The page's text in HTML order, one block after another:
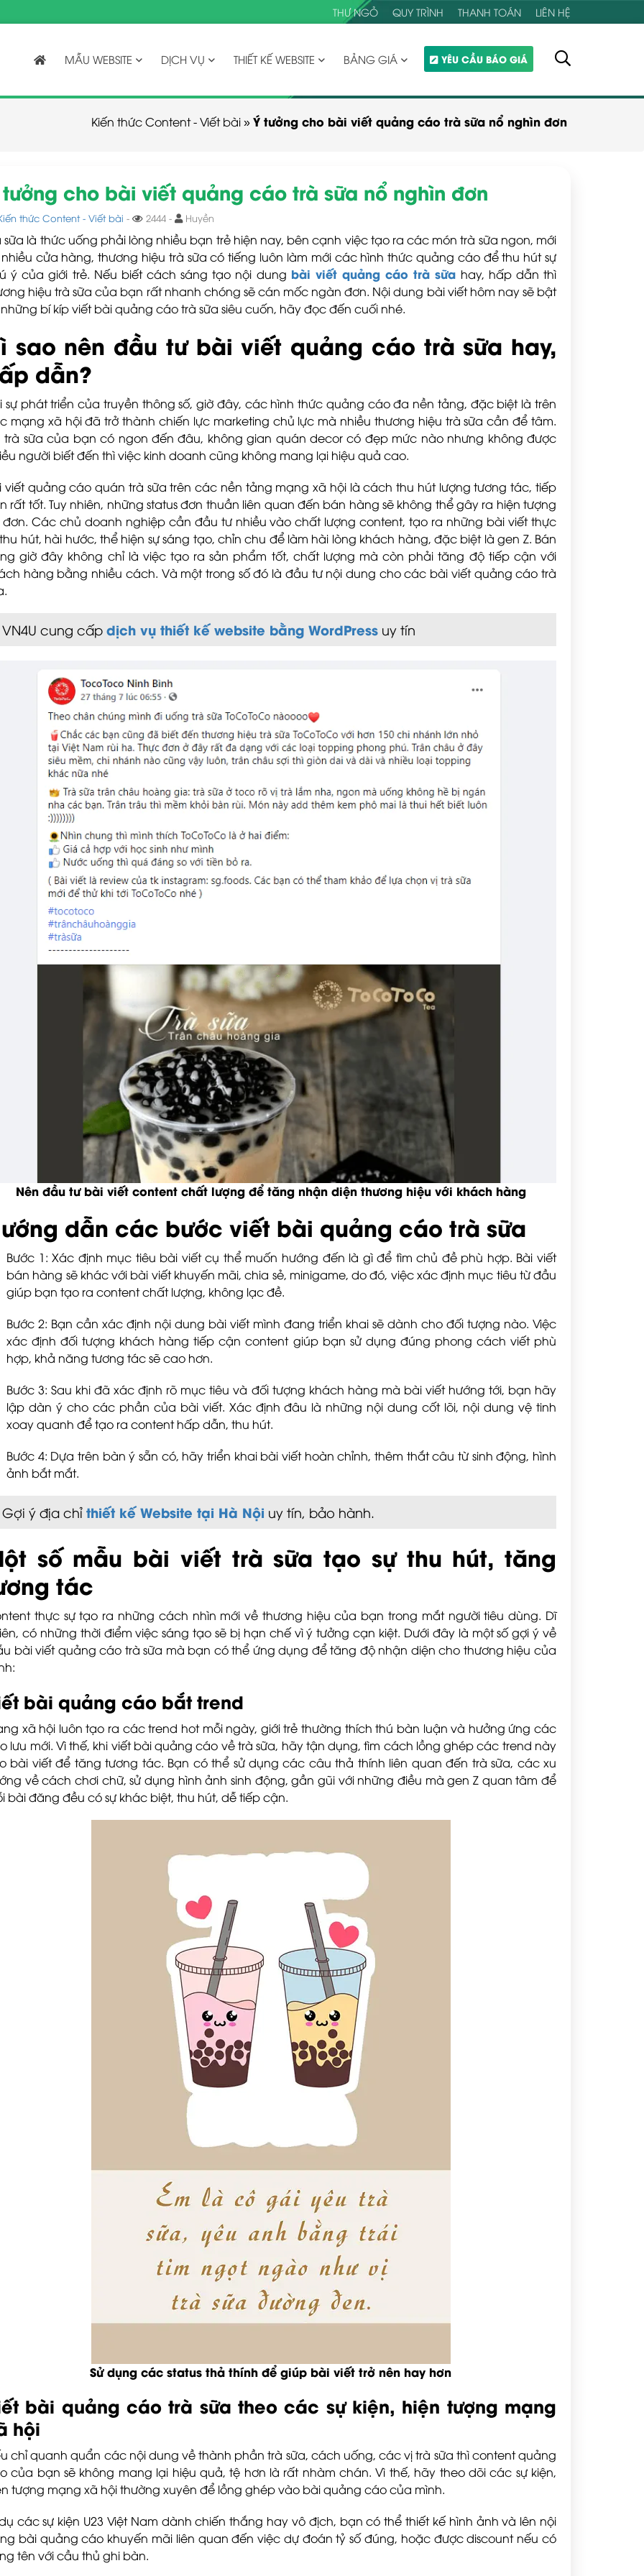
THƯ NGỎ QUY TRÌNH THANH TOÁN LIÊN HỆ
MẪU WEBSITE DỊCH VỤ THIẾT KẾ WEBSITE BẢNG GIÁ YÊU CẦU BÁO GIÁ
Kiến thức Content - Viết bài»Ý tưởng cho bài viết quảng cáo trà sữa nổ nghìn đơn
tưởng cho bài viết quảng cáo trà sữa nổ nghìn đơn
thức Content - Viết bài - 2444 - Huyền
sữa là thức uống phải lòng nhiều bạn trẻ hiện nay, bên cạnh việc tạo ra các món trà sữa ngon, mới
cửa hàng, thương hiệu trà sữa có tiếng luôn làm mới các hình thức quảng cáo để thu hút sự
ý của giới trẻ. Nếu biết cách sáng tạo nội dung bài viết quảng cáo trà sữa hay, hấp dẫn thì
hiệu trà sữa của bạn rất nhanh chóng sẽ cán mốc ngàn đơn. Nội dung bài viết hôm nay sẽ bật
bí kíp viết bài quảng cáo trà sữa siêu cuốn, hãy đọc đến cuối nhé.
sao nên đầu tư bài viết quảng cáo trà sữa hay,
dẫn?
sự phát triển của truyền thông số, giờ đây, các hình thức quảng cáo đa nền tảng, đặc biệt là trên
mạng xã hội đã trở thành chiến lực marketing chủ lực mà nhiều thương hiệu trà sữa cần để tâm.
trà sữa của bạn có ngon đến đâu, không gian quán decor có đẹp mức nào nhưng không được
người biết đến thì việc kinh doanh cũng không mang lại hiệu quả cao.
viết quảng cáo quán trà sữa trên các nền tảng mạng xã hội là cách thu hút lượng tương tác, tiếp
rất tốt. Tuy nhiên, những status đơn thuần liên quan đến bán hàng sẽ không thể gây ra hiện tượng
đơn. Các chủ doanh nghiệp cần đầu tư nhiều vào chất lượng content, tạo ra những bài viết thực
hút, hài hước, thể hiện sự sáng tạo, chỉn chu để làm hài lòng khách hàng, đặc biệt là gen Z. Bán
giờ đây không chỉ là việc tạo ra sản phẩm tốt, chất lượng mà còn phải tăng độ tiếp cận với
hàng bằng nhiều cách. Và một trong số đó là đầu tư nội dung cho các bài viết quảng cáo trà
VN4U cung cấp dịch vụ thiết kế website bằng WordPress uy tín
Nên đầu tư bài viết content chất lượng để tăng nhận diện thương hiệu với khách hàng
dẫn các bước viết bài quảng cáo trà sữa
Bước 1: Xác định mục tiêu bài viết cụ thể muốn hướng đến là gì để tìm chủ đề phù hợp. Bài viết
bán hàng sẽ khác với bài viết khuyến mãi, chia sẻ, minigame, do đó, việc xác định mục tiêu từ đầu
giúp bạn tạo ra content chất lượng, không lạc đề.
Bước 2: Bạn cần xác định nội dung bài viết mình đang triển khai sẽ dành cho đối tượng nào. Việc
xác định đối tượng khách hàng tiếp cận content giúp bạn sử dụng đúng phong cách viết phù
hợp, khả năng tương tác sẽ cao hơn.
Bước 3: Sau khi đã xác định rõ mục tiêu và đối tượng khách hàng mà bài viết hướng tới, bạn hãy
lập dàn ý cho các phần của bài viết. Xác định đâu là những nội dung cốt lõi, nội dung vệ tinh
xoay quanh để tạo ra content hấp dẫn, thu hút.
Bước 4: Dựa trên bàn ý sẵn có, hãy triển khai bài viết hoàn chỉnh, thêm thắt câu từ sinh động, hình
ảnh bắt mắt.
Gợi ý địa chỉ thiết kế Website tại Hà Nội uy tín, bảo hành.
số mẫu bài viết trà sữa tạo sự thu hút, tăng
tác
thực sự tạo ra những cách nhìn mới về thương hiệu của bạn trong mắt người tiêu dùng. Dĩ
có những thời điểm việc sáng tạo sẽ bị hạn chế vì ý tưởng cạn kiệt. Dưới đây là một số gợi ý về
bài viết quảng cáo trà sữa mà bạn có thể ứng dụng để tăng độ nhận diện cho thương hiệu của
bài quảng cáo bắt trend
xã hội luôn tạo ra các trend hot mỗi ngày, giới trẻ thường thích thú bàn luận và hưởng ứng các
lưu mới. Vì thế, khi viết bài quảng cáo về trà sữa, hãy tận dụng, tìm cách lồng ghép các trend này
bài viết để tăng tương tác. Bạn có thể sử dụng các câu thả thính liên quan đến trà sữa, các xu
về cách chơi chữ, sử dụng hình ảnh sinh động, gần gũi với những điều mà gen Z quan tâm để
bài đăng đều có sự khác biệt, thu hút, dễ tiếp cận.
Sử dụng các status thả thính để giúp bài viết trở nên hay hơn
bài quảng cáo trà sữa theo các sự kiện, hiện tượng mạng
hội
chỉ quanh quẩn các nội dung về thành phần trà sữa, cách uống, các vị trà sữa thì content quảng
của bạn sẽ không mang lại hiệu quả, tệ hơn là rất nhàm chán. Vì thế, hãy theo dõi các sự kiện,
tượng mạng xã hội thường xuyên để lồng ghép vào bài quảng cáo của mình.
các sự kiện U23 Việt Nam dành chiến thắng hay vô địch, bạn có thể thiết kế hình ảnh và lên nội
bài quảng cáo khuyến mãi liên quan đến việc dự đoán tỷ số đúng, hoặc được discount nếu có
tên với cầu thủ ghi bàn.